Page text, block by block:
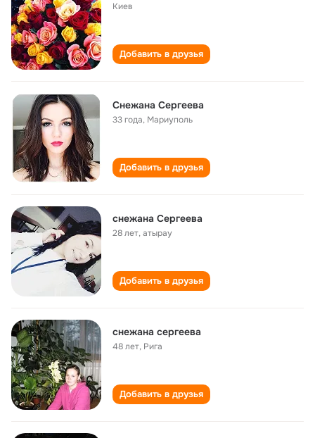
Киев
Добавить в друзья
Снежана Сергеева
33 года, Мариуполь
Добавить в друзья
снежана Сергеева
28 лет,атырау
Добавить в друзья
снежана сергеева
48 лет, Рига
Добавить в друзья